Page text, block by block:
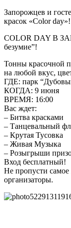
Запорожцев и
красок «Color day»!
COLOR DAY В
безумие”!
Тонны красочной
на любой вкус,
ГДЕ: парк
КОГДА: 9 июня
ВРЕМЯ: 16:00
Вас ждет:
– Битва красками
– Танцевальный
– Крутая Тусовка
– Живая Музыка
– Розыгрыши
Вход бесплатный!
Не пропусти самое
организаторы.